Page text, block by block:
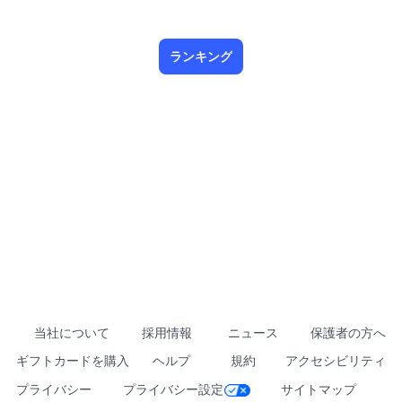
ランキング
当社について 採用情報 ニュース
保護者の方へ
ギフトカードを購入
ヘルプ 規約
アクセシビリティ
プライバシー
プライバシー設定 サイトマップ